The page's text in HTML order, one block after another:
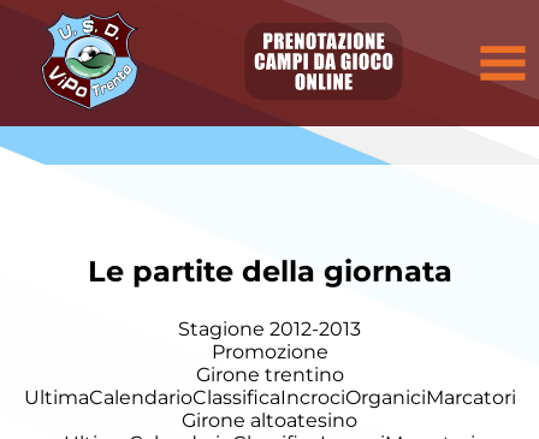
Le partite della giornata
Stagione 2012-2013
Promozione
Girone trentino
UltimaCalendarioClassificaIncrociOrganiciMarcatori
Girone altoatesino